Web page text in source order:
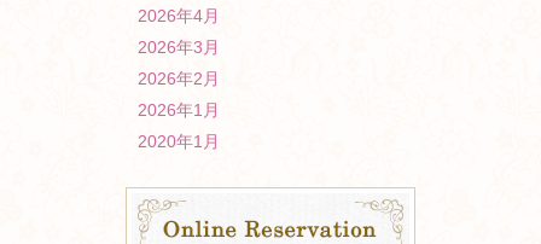
2026年4月
2026年3月
2026年2月
2026年1月
2020年1月